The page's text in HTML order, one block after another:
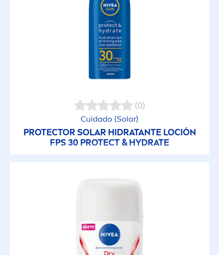
FILTROS SELECCIONADOS
(0)
Cuidado (Solar)
PROTECTOR SOLAR HIDRATANTE LOCIÓN
FPS 30 PROTECT&HYDRATE